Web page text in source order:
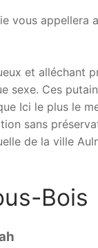
vous appellera
et alléchant
Ces
Ici le plus le
sans
de la ville
Bois